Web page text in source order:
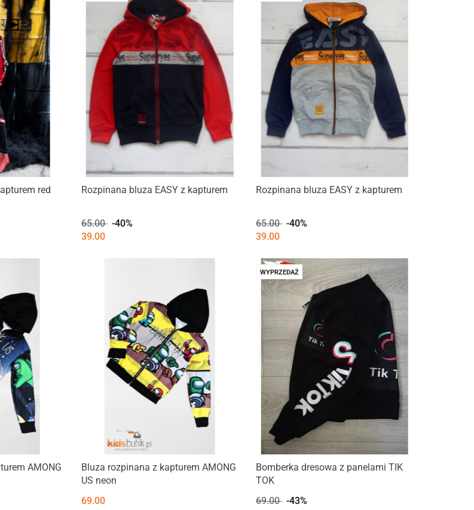
red Rozpinana bluza EASY z kapturem
65.00 -40%
39.00
Rozpinana bluza EASY z kapturem
65.00 -40%
39.00
AMONG
Bluza rozpinana z kapturem AMONG
US neon
69.00
WYPRZEDAŻ
Bomberka dresowa z panelami TIK
TOK
69.00 -43%